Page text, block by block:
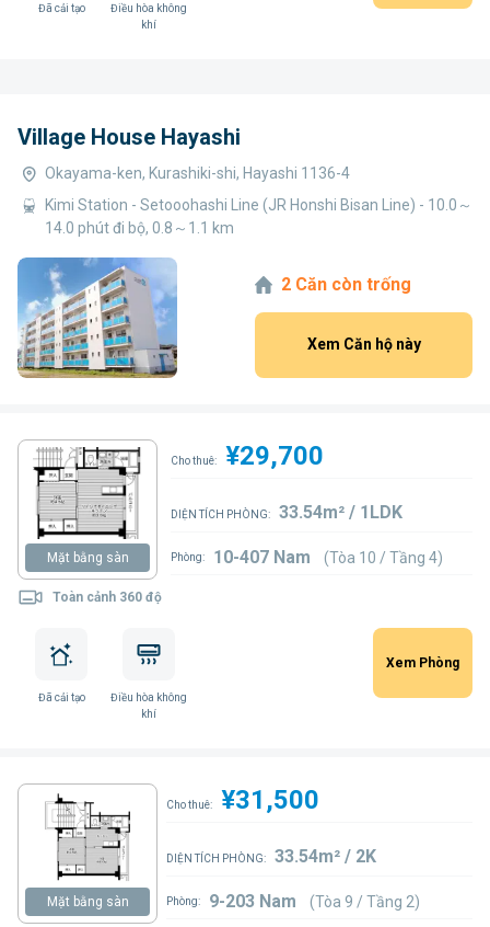
Đã cải tạo
Điều hòa không
khí
Village House Hayashi
Okayama-ken, Kurashiki-shi, Hayashi 1136-4
Kimi Station - Setooohashi Line (JR Honshi Bisan Line) - 10.0～
14.0 phút đi bộ, 0.8～1.1 km
2 Căn còn trống
Xem Căn hộ này
Mặt bằng sàn
Toàn cảnh 360 độ
Cho thuê: ¥29,700
DIỆN TÍCH PHÒNG: 33.54m² / 1LDK
Phòng: 10-407 Nam (Tòa 10 / Tầng 4)
Đã cải tạo
Điều hòa không
khí
Xem Phòng
Mặt bằng sàn
Cho thuê: ¥31,500
DIỆN TÍCH PHÒNG: 33.54m² / 2K
Phòng: 9-203 Nam (Tòa 9 / Tầng 2)